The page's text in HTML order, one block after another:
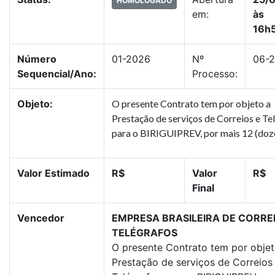
em:
às
Número
Sequencial/Ano:
01-2026
Nº
Processo:
06-
Objeto:
O presente Contrato tem por objeto a
Prestação de serviços de Correios e
para o BIRIGUIPREV, por mais 12
Valor Estimado R$
Valor
Final
R$
Vencedor
EMPRESA BRASILEIRA DE
TELÉGRAFOS
O presente Contrato tem por
Prestação de serviços de Correios